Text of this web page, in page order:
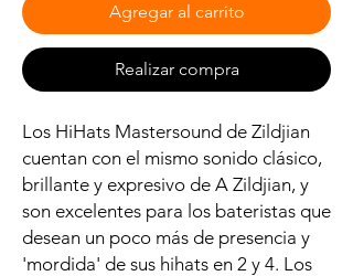
Agregar al carrito
Realizar compra
Los HiHats Mastersound de Zildjian
cuentan con el mismo sonido clásico,
brillante y expresivo de A Zildjian, y
son excelentes para los bateristas que
desean un poco más de presencia y
'mordida' de sus hihats en 2 y 4. Los